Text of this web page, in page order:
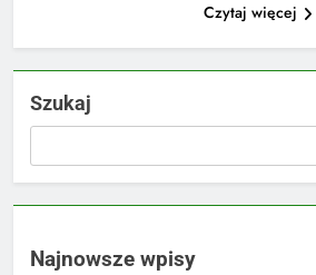
Czytaj więcej
Szukaj
Najnowsze wpisy